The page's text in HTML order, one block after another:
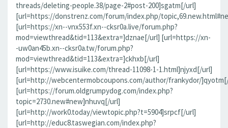
threads/deleting-people.38/page-2#post-200]sgatm[/url]
[url=https://donstrenz.com/forum/index.php/
[url=https://xn--vnx553f.xn--cksr0a.live/forum.php?
mod=viewthread&tid=113&extra=]dznae[/url] [url=https://xn-
-uw0an45b.xn--cksr0a.tw/forum.php?
mod=viewthread&tid=113&extra=]ckhxb[/url]
[url=https://www.isuike.com/thread-11098-1-1.html]njyxd[/url]
[url=http://webcentermobcoupons.com/author/frankydor/
[url=https://forum.oldgrumpydog.com/index.php?
topic=2730.new#new]nhuvq[/url]
[url=http://work0.today/viewtopic.php?t=5904]srpcf[/url]
[url=http://educ8.taswegian.com/index.php?